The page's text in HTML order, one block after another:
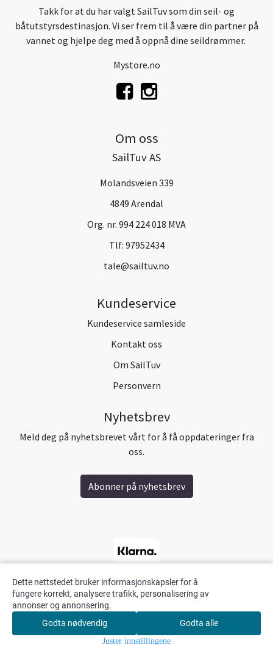
Takk for at du har valgt SailTuv som din seil- og
båtutstyrsdestinasjon. Vi ser frem til å være din partner på
vannet og hjelpe deg med å oppnå dine seildrømmer.
Mystore.no
Om oss
SailTuv AS
Molandsveien 339
4849 Arendal
Org. nr. 994 224 018 MVA
Tlf: 97952434
tale@sailtuv.no
Kundeservice
Kundeservice samleside
Kontakt oss
Om SailTuv
Personvern
Nyhetsbrev
Meld deg på nyhetsbrevet vårt for å få oppdateringer fra
oss.
Abonner på nyhetsbrev
Dette nettstedet bruker informasjonskapsler for å
fungere korrekt, analysere trafikk, personalisering av
annonser og annonsering.
Godta nødvendig
Godta alle
Juster innstillingene